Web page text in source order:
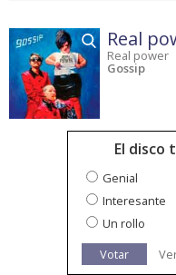
Real
Real power
Gossip
El disco
Genial
Interesante
Un rollo
Votar